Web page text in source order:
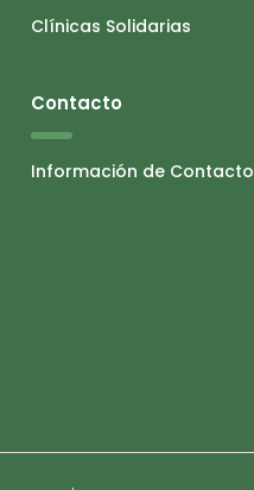
Clínicas Solidarias
Contacto
Información de Contacto